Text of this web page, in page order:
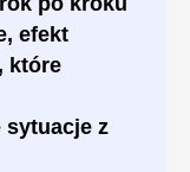
efekt
które
sytuacje z